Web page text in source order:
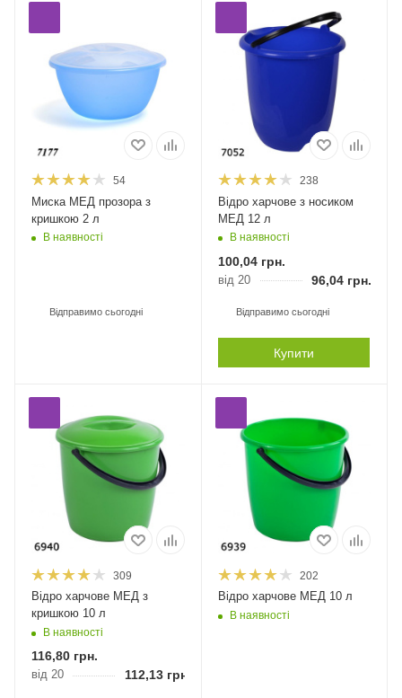
54
Миска МЕД прозора з
кришкою 2 л
В наявності
Відправимо сьогодні
238
Відро харчове з носиком
МЕД 12 л
В наявності
100,04грн.
від 20 96,04грн.
Відправимо сьогодні
Купити
309
Відро харчове МЕД з
кришкою 10 л
В наявності
116,80 грн.
від 20 112,13 грн.
202
Відро харчове МЕД 10 л
В наявності